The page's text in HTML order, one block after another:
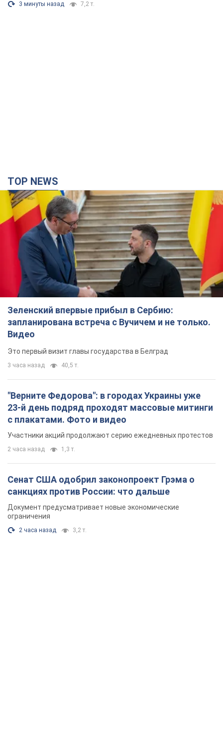
3 минуты назад 7,2 т.
TOP NEWS
Зеленский впервые прибыл в Сербию:
запланирована встреча с Вучичем и не только.
Видео
Это первый визит главы государства в Белград
3 часа назад 40,5 т.
"Верните Федорова": в городах Украины уже
23-й день подряд проходят массовые митинги
с плакатами. Фото и видео
Участники акций продолжают серию ежедневных протестов
2 часа назад 1,3 т.
Сенат США одобрил законопроект Грэма о
санкциях против России: что дальше
Документ предусматривает новые экономические
ограничения
2 часа назад 3,2 т.